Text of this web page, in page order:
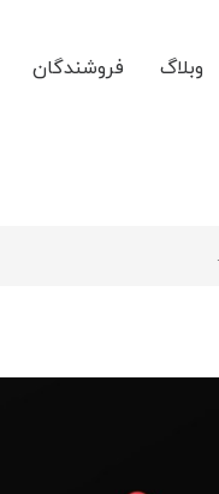
وبلاگ فروشندگان